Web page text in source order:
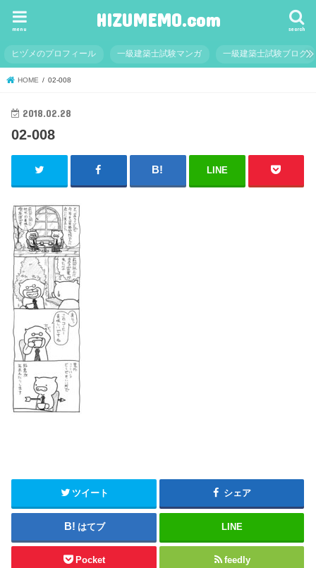
HIZUMEMO.com search
menu
ヒヅメのプロフィール 一級建築士試験マンガ 一級建築士試験ブログ
HOME 02-008
2018.02.28
02-008
LINE
ツイート シェア
はてブ LINE
Pocket feedly